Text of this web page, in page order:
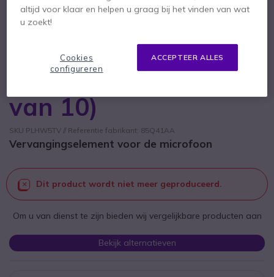
Microfoonbuis voor
Plantronics Encore
HW510/520 (Pack
van 10)
SKU PLHW5TV // Referentie fabrikant: 85Q41AA
Vervangingselement voor de microfoon
Dit product wordt niet meer geproduceerd.
Om u van dienst te zijn bieden wij vergelijkbare producten aan
Bekijk alternatieven
Ga naar het begin van de afbeeldingen-gallerij
altijd voor klaar en helpen u graag bij het vinden van wat
u zoekt!
ACCEPTEER ALLES
Cookies
configureren